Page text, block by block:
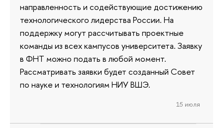
направленность и содействующие достижению
технологического лидерства России. На
поддержку могут рассчитывать проектные
команды из всех кампусов университета. Заявку
в ФНТ можно подать в любой момент.
Рассматривать заявки будет созданный Совет
по науке и технологиям НИУ ВШЭ.
15 июля